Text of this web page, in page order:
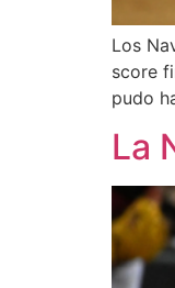
Los
score
pudo
La